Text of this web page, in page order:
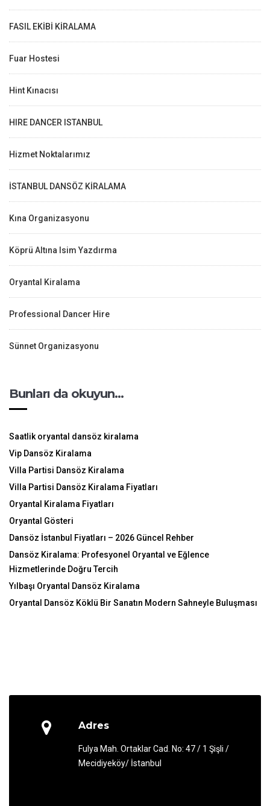
FASIL EKİBİ KİRALAMA
Fuar Hostesi
Hint Kınacısı
HIRE DANCER ISTANBUL
Hizmet Noktalarımız
İSTANBUL DANSÖZ KİRALAMA
Kına Organizasyonu
Köprü Altına Isim Yazdırma
Oryantal Kiralama
Professional Dancer Hire
Sünnet Organizasyonu
Bunları da okuyun…
Saatlik oryantal dansöz kiralama
Vip Dansöz Kiralama
Villa Partisi Dansöz Kiralama
Villa Partisi Dansöz Kiralama Fiyatları
Oryantal Kiralama Fiyatları
Oryantal Gösteri
Dansöz İstanbul Fiyatları – 2026 Güncel Rehber
Dansöz Kiralama: Profesyonel Oryantal ve Eğlence
Hizmetlerinde Doğru Tercih
Yılbaşı Oryantal Dansöz Kiralama
Oryantal Dansöz Köklü Bir Sanatın Modern Sahneyle Buluşması
Adres
Fulya Mah. Ortaklar Cad. No: 47 / 1 Şişli /
Mecidiyeköy/ İstanbul